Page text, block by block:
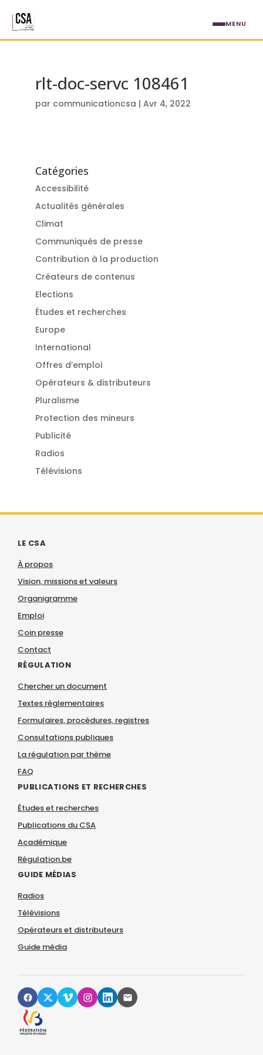
rlt-doc-servc 108461
par communicationcsa | Avr 4, 2022
Catégories
Accessibilité
Actualités générales
Climat
Communiqués de presse
Contribution à la production
Créateurs de contenus
Elections
Études et recherches
Europe
International
Offres d’emploi
Opérateurs & distributeurs
Pluralisme
Protection des mineurs
Publicité
Radios
Télévisions
LE CSA
À propos
Vision, missions et valeurs
Organigramme
Emploi
Coin presse
Contact
RÉGULATION
Chercher un document
Textes réglementaires
Formulaires, procédures, registres
Consultations publiques
La régulation par thème
FAQ
PUBLICATIONS ET RECHERCHES
Études et recherches
Publications du CSA
Académique
Régulation.be
GUIDE MÉDIAS
Radios
Télévisions
Opérateurs et distributeurs
Guide média
MENU